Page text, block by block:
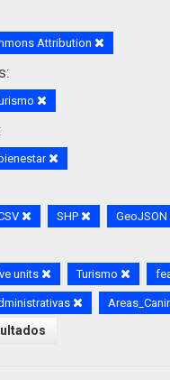
Attribution
SHP GeoJSON
units Turismo